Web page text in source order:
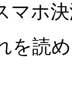
マホ
を読